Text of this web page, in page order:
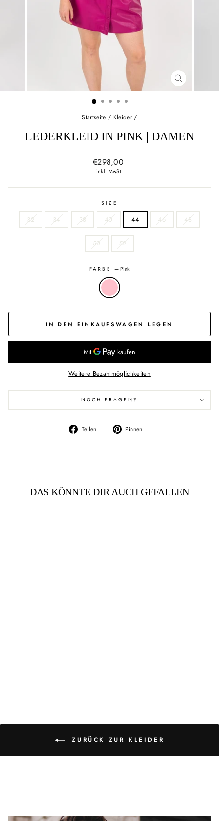
ESC)
Startseite / Kleider /
LEDERKLEID IN PINK | DAMEN
Normaler
Preis
€298,00
inkl. MwSt.
SIZE
32 34 38 40 44 46 48
50 52
FARBE — Pink
IN DEN EINKAUFSWAGEN LEGEN
Weitere Bezahlmöglichkeiten
NOCH FRAGEN?
Teilen
Auf
Facebook
Pinnen
DAS KÖNNTE DIR AUCH GEFALLEN
ZURÜCK ZUR KLEIDER